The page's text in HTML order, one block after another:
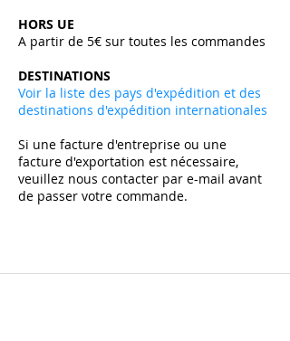
HORS UE
A partir de 5€ sur toutes les commandes ​
DESTINATIONS
Voir la liste des pays d'expédition et des
destinations d'expédition internationales
Si une facture d'entreprise ou une
facture d'exportation est nécessaire,
veuillez nous contacter par e-mail avant
de passer votre commande.